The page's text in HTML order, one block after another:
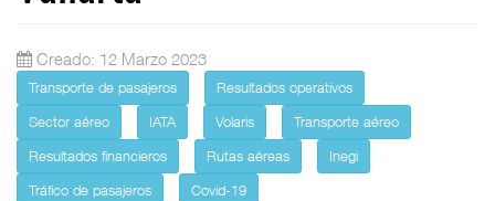
Creado: 12 Marzo 2023
Transporte de pasajeros
Resultados operativos
Sector aéreo
IATA Volaris
Transporte aéreo
Resultados financieros
Rutas aéreas
Inegi
Tráfico de pasajeros
Covid-19